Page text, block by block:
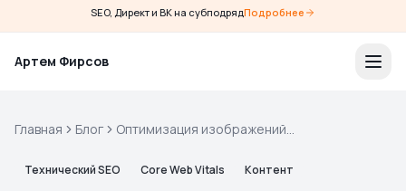
SEO, Директ и ВК на субподрядПодробнее
Артем Фирсов
Главная Блог
Оптимизация изображений
AVIF и lazy-load
Технический SEO Core Web Vitals Контент